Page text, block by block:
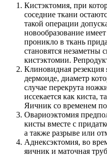
Кистэктомия, при
соседние ткани
такой операции
новообразование
проникло в ткань
становятся незаметны
кистэктомии.
Клиновидная
дермоиде, диаметр
случае перекрута
иссекается как киста,
Яичник со временем
Овариоэктомия
кисты вместе с
а также разрыве или
Аднексэктомия, во
яичник и маточная